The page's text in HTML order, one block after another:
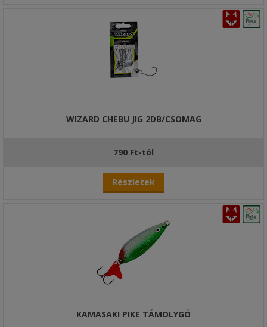
WIZARD CHEBU JIG 2DB/CSOMAG
790 Ft-tól
Részletek
KAMASAKI PIKE TÁMOLYGÓ